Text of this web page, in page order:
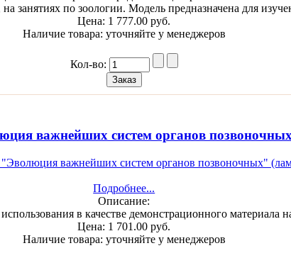
занятиях по зоологии. Модель предназначена для
Цена: 1 777.00 руб.
Наличие товара: уточняйте у менеджеров
Кол-во:
важнейших систем органов
Подробнее...
Описание:
в качестве демонстрационного материала
Цена: 1 701.00 руб.
Наличие товара: уточняйте у менеджеров